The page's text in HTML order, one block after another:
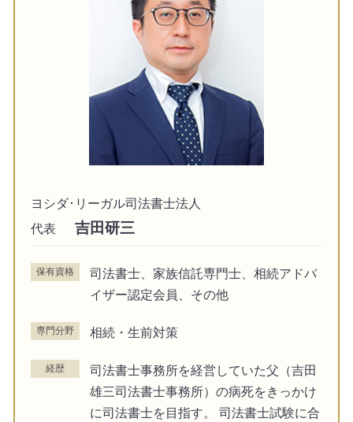
ヨシダ･リーガル司法書士法人
代表
吉田研三
保有資格
司法書士、家族信託専門士、相続アドバ
イザー認定会員、その他
専門分野 相続・生前対策
経歴
司法書士事務所を経営していた父（吉田
雄三司法書士事務所）の病死をきっかけ
に司法書士を目指す。 司法書士試験に合